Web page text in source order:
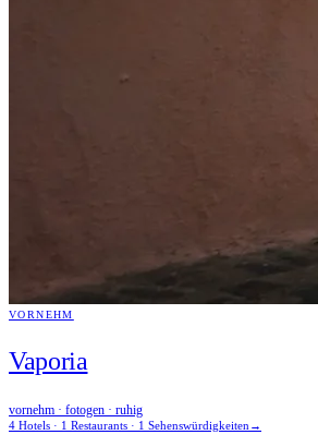
VORNEHM
Vaporia
vornehm · fotogen · ruhig
4 Hotels · 1 Restaurants · 1 Sehenswürdigkeiten →